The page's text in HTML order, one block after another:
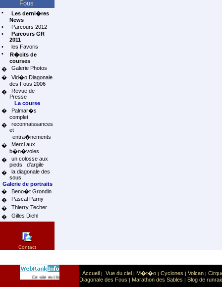
Fous
•
Les derni�res
News
•
Parcours 2012
•
Parcours GR
2011
•
les Favoris
•
R�cits de
courses
�
Galerie Photos
�
Vid�o Diagonale
des Fous 2006
�
Revue de
Presse
La course
�
Palmar�s
complet
�
reconnaissances
et
entra�nements
�
Merci aux
b�n�voles
�
un colosse aux
pieds d'argile
�
la diagonale des
sous
Galerie de portraits
�
Beno�t Grondin
�
Pascal Parny
�
Thierry Techer
�
Gilles Diehl
Contact
Ce site est list� dans la cat�gorie Sport: Sports extr�mes
| Accueil | Vue du ciel | M�t�o | Cyclones | Volcan |
Diagonale des Fous | Marathon des Sables | Blog de